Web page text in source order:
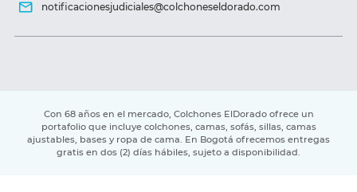
notificacionesjudiciales@colchoneseldorado.com
Con 68 años en el mercado, Colchones ElDorado ofrece un
portafolio que incluye colchones, camas, sofás, sillas, camas
ajustables, bases y ropa de cama. En Bogotá ofrecemos entregas
gratis en dos (2) días hábiles, sujeto a disponibilidad.